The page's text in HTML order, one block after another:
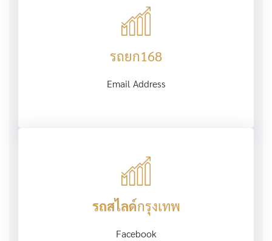
รถยก168
Email Address
รถสไลด์กรุงเทพ
Facebook